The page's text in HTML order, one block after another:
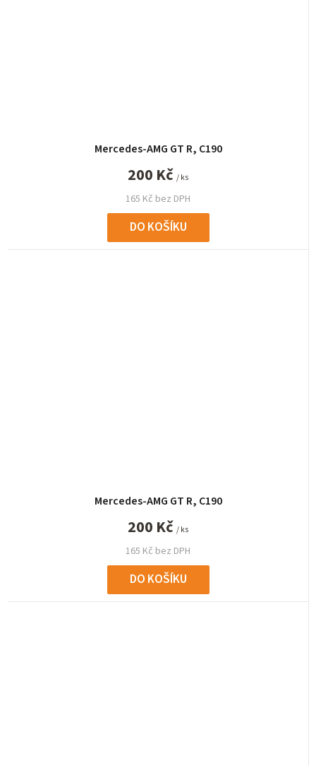
Mercedes-AMG GT R, C190
165 Kč bez DPH
200 Kč / ks
DO KOŠÍKU
Mercedes-AMG GT R, C190
165 Kč bez DPH
200 Kč / ks
DO KOŠÍKU